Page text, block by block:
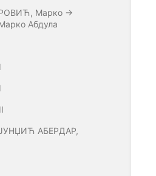
Марко →
Абдула
АБЕРДАР,